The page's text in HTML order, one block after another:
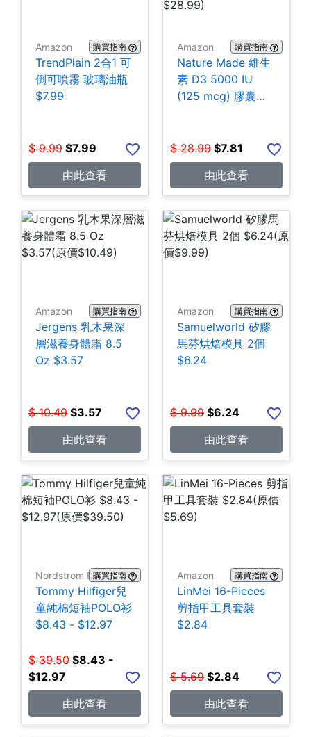
Amazon 購買指南
TrendPlain 2合1 可
倒可噴霧 玻璃油瓶
$7.99
$ 9.99 $7.99
由此查看
Amazon 購買指南
Nature Made 維生
素 D3 5000 IU
(125 mcg) 膠囊
$ 28.99 $7.81
由此查看
Amazon 購買指南
Jergens 乳木果深
層滋養身體霜 8.5
Oz $3.57
$ 10.49 $3.57
由此查看
Amazon 購買指南
Samuelworld 矽膠
馬芬烘焙模具 2個
$6.24
$ 9.99 $6.24
由此查看
Nordstrom Rack購買指南
Tommy Hilfiger兒
童純棉短袖POLO衫
$8.43 - $12.97
$ 39.50 $8.43 -
$12.97
由此查看
Amazon 購買指南
LinMei 16-Pieces
剪指甲工具套裝
$2.84
$ 5.69 $2.84
由此查看